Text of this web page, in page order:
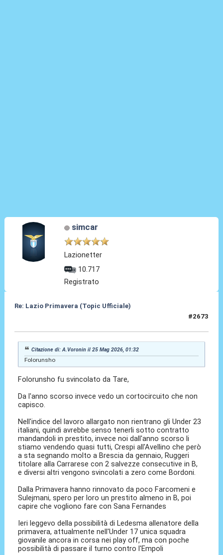
simcar
Lazionetter
10.717
Registrato
Re: Lazio Primavera (Topic Ufficiale)
#2673
Citazione di: A.Voronin il 25 Mag 2026, 01:32
Folorunsho
Folorunsho fu svincolato da Tare,
Da l'anno scorso invece vedo un cortocircuito che non
capisco.
Nell'indice del lavoro allargato non rientrano gli Under 23
italiani, quindi avrebbe senso tenerli sotto contratto
mandandoli in prestito, invece noi dall'anno scorso li
stiamo vendendo quasi tutti, Crespi all'Avellino che però
a sta segnando molto a Brescia da gennaio, Ruggeri
titolare alla Carrarese con 2 salvezze consecutive in B,
e diversi altri vengono svincolati a zero come Bordoni.
Dalla Primavera hanno rinnovato da poco Farcomeni e
Sulejmani, spero per loro un prestito almeno in B, poi
capire che vogliono fare con Sana Fernandes
Ieri leggevo della possibilità di Ledesma allenatore della
primavera, attualmente nell'Under 17 unica squadra
giovanile ancora in corsa nei play off, ma con poche
possibilità di passare il turno contro l'Empoli